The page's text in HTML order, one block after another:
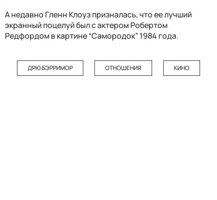
А недавно Гленн Клоуз призналась, что ее лучший
экранный поцелуй был с актером Робертом
Редфордом в картине “Самородок” 1984 года.
ДРЮ БЭРРИМОР ОТНОШЕНИЯ КИНО